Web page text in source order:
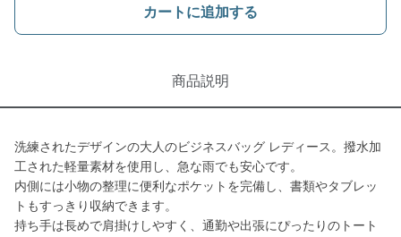
カートに追加する
商品説明
洗練されたデザインの大人のビジネスバッグ レディース。撥水加
工された軽量素材を使用し、急な雨でも安心です。
内側には小物の整理に便利なポケットを完備し、書類やタブレッ
トもすっきり収納できます。
持ち手は長めで肩掛けしやすく、通勤や出張にぴったりのトート